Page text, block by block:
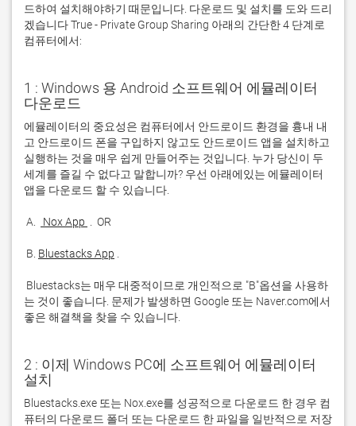
드하여 설치해야하기 때문입니다. 다운로드 및 설치를 도와 드리
겠습니다 True - Private Group Sharing 아래의 간단한 4 단계로
컴퓨터에서:
1 : Windows 용 Android 소프트웨어 에뮬레이터
다운로드
에뮬레이터의 중요성은 컴퓨터에서 안드로이드 환경을 흉내 내
고 안드로이드 폰을 구입하지 않고도 안드로이드 앱을 설치하고
실행하는 것을 매우 쉽게 만들어주는 것입니다. 누가 당신이 두
세계를 즐길 수 없다고 말합니까? 우선 아래에있는 에뮬레이터
A. Nox App
B. Bluestacks App
는 것이 좋습니다. 문제가 발생하면 Google 또는 Naver.com에서
좋은 해결책을 찾을 수 있습니다.
2 : 이제 Windows PC에 소프트웨어 에뮬레이터
설치
Bluestacks.exe 또는 Nox.exe를 성공적으로 다운로드 한 경우 컴
퓨터의 다운로드 폴더 또는 다운로드 한 파일을 일반적으로 저장